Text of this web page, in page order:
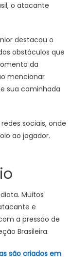
o atacante
destacou o
obstáculos que
da
mencionar
sua caminhada
sociais, onde
ao jogador.
Muitos
e
a pressão de
Brasileira.
são criados em